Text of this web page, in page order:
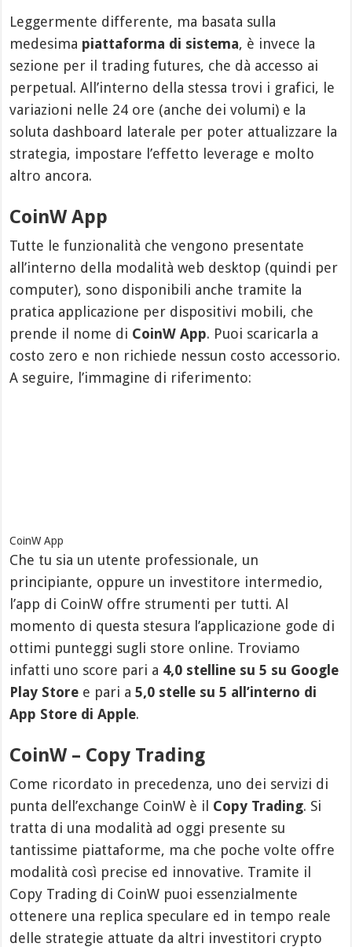
Leggermente differente, ma basata sulla
medesima piattaforma di sistema, è invece la
sezione per il trading futures, che dà accesso ai
perpetual. All’interno della stessa trovi i grafici, le
variazioni nelle 24 ore (anche dei volumi) e la
soluta dashboard laterale per poter attualizzare la
strategia, impostare l’effetto leverage e molto
altro ancora.
CoinW App
Tutte le funzionalità che vengono presentate
all’interno della modalità web desktop (quindi per
computer), sono disponibili anche tramite la
pratica applicazione per dispositivi mobili, che
prende il nome di CoinW App. Puoi scaricarla a
costo zero e non richiede nessun costo accessorio.
A seguire, l’immagine di riferimento:
CoinW App
Che tu sia un utente professionale, un
principiante, oppure un investitore intermedio,
l’app di CoinW offre strumenti per tutti. Al
momento di questa stesura l’applicazione gode di
ottimi punteggi sugli store online. Troviamo
infatti uno score pari a 4,0 stelline su 5 su Google
Play Store e pari a5,0 stelle su 5 all’interno di
App Store di Apple.
CoinW – Copy Trading
Come ricordato in precedenza, uno dei servizi di
punta dell’exchange CoinW è il Copy Trading. Si
tratta di una modalità ad oggi presente su
tantissime piattaforme, ma che poche volte offre
modalità così precise ed innovative. Tramite il
Copy Trading di CoinW puoi essenzialmente
ottenere una replica speculare ed in tempo reale
delle strategie attuate da altri investitori crypto